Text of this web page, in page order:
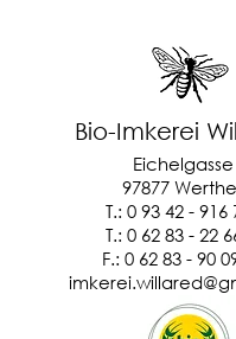
Bio-Imkerei
Eichelgasse
97877
T.: 0 93 42 - 916
T.: 0 62 83 - 22
F.: 0 62 83 - 90